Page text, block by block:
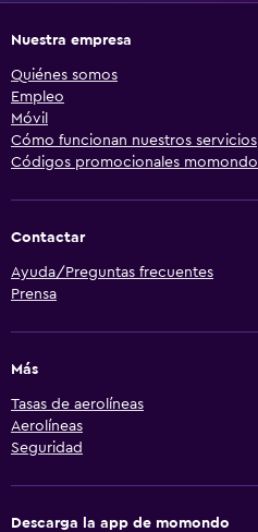
Nuestra empresa
Quiénes somos
Empleo
Móvil
Cómo funcionan nuestros servicios
Códigos promocionales momondo
Contactar
Ayuda/Preguntas frecuentes
Prensa
Más
Tasas de aerolíneas
Aerolíneas
Seguridad
Descarga la app de momondo